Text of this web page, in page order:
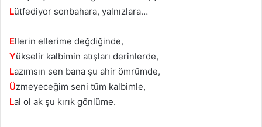
Lütfediyor sonbahara, yalnızlara…
Ellerin ellerime değdiğinde,
Yükselir kalbimin atışları derinlerde,
Lazımsın sen bana şu ahir ömrümde,
Üzmeyeceğim seni tüm kalbimle,
Lal ol ak şu kırık gönlüme.